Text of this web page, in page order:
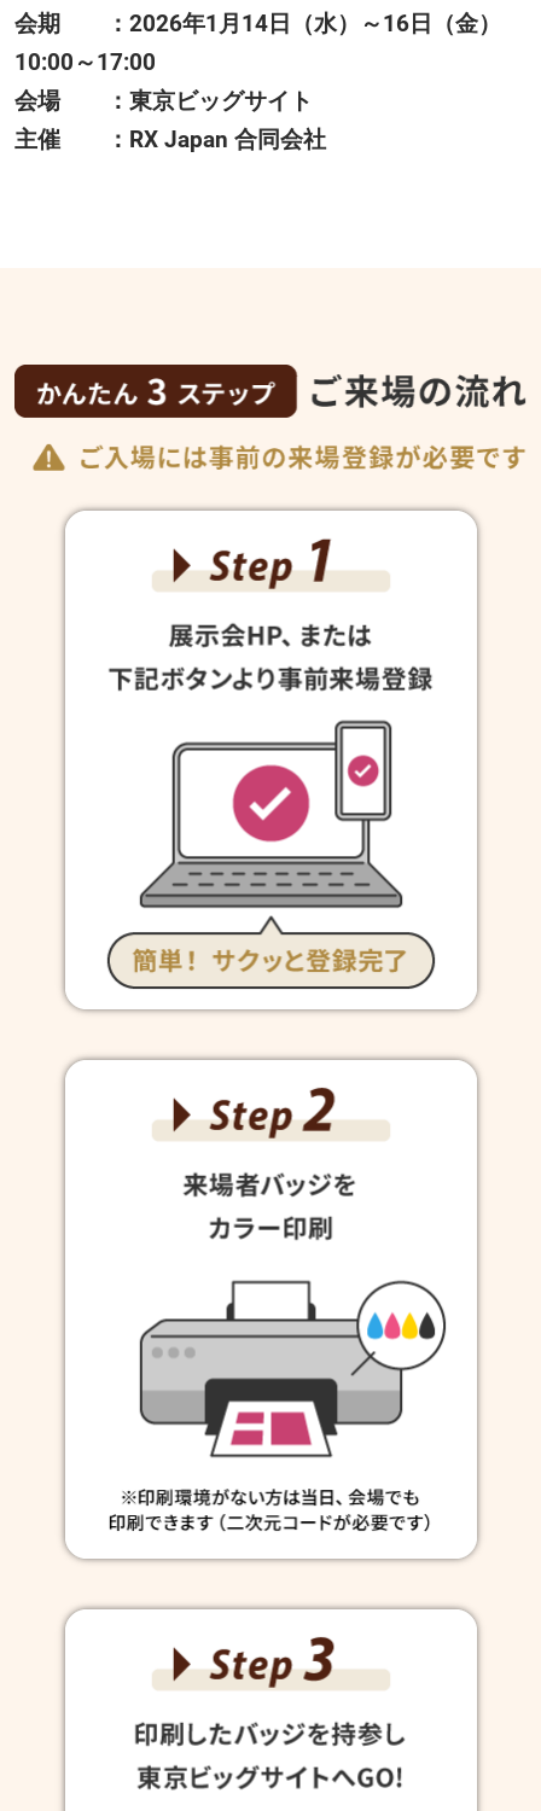
会期 ：2026年1月14日（水）～16日（金）
10:00～17:00
会場 ：東京ビッグサイト
主催 ：RX Japan 合同会社